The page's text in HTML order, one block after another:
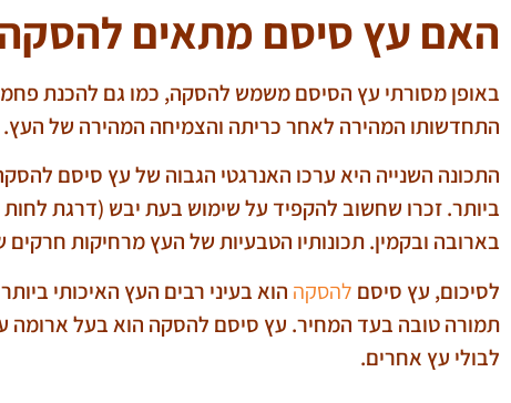
האם עץ סיסם מתאים
באופן מסורתי עץ הסיסם משמש להסקה, כמו גם להכנת
התחדשותו המהירה לאחר כריתה והצמיחה המהירה של העץ.
בארובה ובקמין. תכונותיו הטבעיות של העץ מרחיקות
לסיכום, עץ סיסם להסקה הוא בעיני רבים העץ האיכותי
תמורה טובה בעד המחיר. עץ סיסם להסקה הוא בעל ארומה
לבולי עץ אחרים.